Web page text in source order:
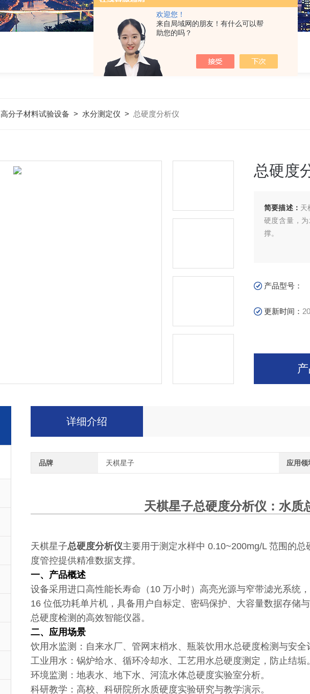
欢迎您！
来自局域网的朋友！有什么可以帮
助您的吗？
高分子材料试验设备 > 水分测定仪 > 总硬度分析仪
总硬度
简要描述： 天
硬度含量，
撑。
产品型号：
更新时间：
详细介绍
品牌 天棋星子 应用领
天棋星子总硬度分析仪 ：水
天棋星子总硬度分析仪主要用于测定水样中 0.10~200mg/L 范围的
度管控提供精准数据支撑。
一、产品概述
设备采用进口高性能长寿命（10 万小时）高亮光源与窄带滤光系统
16 位低功耗单片机，具备用户自标定、密码保护、大容量数据存储
总硬度检测的高效智能仪器。
二、应用场景
饮用水监测：自来水厂、管网末梢水、瓶装饮用水总硬度检测与安全
工业用水：锅炉给水、循环冷却水、工艺用水总硬度测定，防止结垢
环境监测：地表水、地下水、河流水体总硬度实验室分析。
科研教学：高校、科研院所水质硬度实验研究与教学演示。